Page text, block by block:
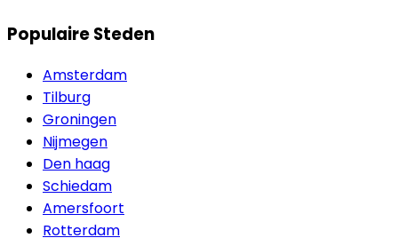
Populaire Steden
Amsterdam
Tilburg
Groningen
Nijmegen
Den haag
Schiedam
Amersfoort
Rotterdam